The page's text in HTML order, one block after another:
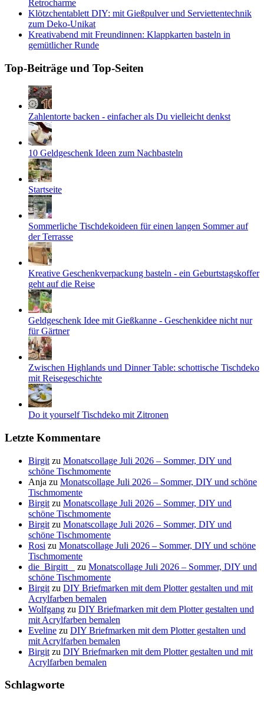
Retrocharme
Klötzchentablett DIY: mit Gießpulver und Serviettentechnik
zum Deko-Unikat
Kreativabend mit Freundinnen: Klappkarten basteln in
gemütlicher Runde
Top-Beiträge und Top-Seiten
Zahlentorte backen - einfacher als Du vielleicht denkst
10 Geldgeschenk Ideen zum Nachbasteln
Startseite
Sommerliche Tischdekoideen für einen langen Sommer auf
der Terrasse
Kreative Geschenkverpackung basteln - ein Geburtstagskoffer
geht auf die Reise
Geldgeschenk Idee mit Gießkanne - Geschenkidee nicht nur
für Gärtner
Zwischen Highlands und Dinner Table: schottische Tischdeko
mit Reisegeschichte
Do it yourself Tischdeko mit Zitronen
Letzte Kommentare
Birgit zu Monatscollage Juli 2026 – Sommer, DIY und
schöne Tischmomente
Anja zu Monatscollage Juli 2026 – Sommer, DIY und schöne
Tischmomente
Birgit zu Monatscollage Juli 2026 – Sommer, DIY und
schöne Tischmomente
Birgit zu Monatscollage Juli 2026 – Sommer, DIY und
schöne Tischmomente
Rosi zu Monatscollage Juli 2026 – Sommer, DIY und schöne
Tischmomente
die_Birgitt _
zu Monatscollage Juli 2026 – Sommer, DIY und
schöne Tischmomente
Birgit zu DIY Briefmarken mit dem Plotter gestalten und mit
Acrylfarben bemalen
Wolfgang zu DIY Briefmarken mit dem Plotter gestalten und
mit Acrylfarben bemalen
Eveline zu DIY Briefmarken mit dem Plotter gestalten und
mit Acrylfarben bemalen
Birgit zu DIY Briefmarken mit dem Plotter gestalten und mit
Acrylfarben bemalen
Schlagworte